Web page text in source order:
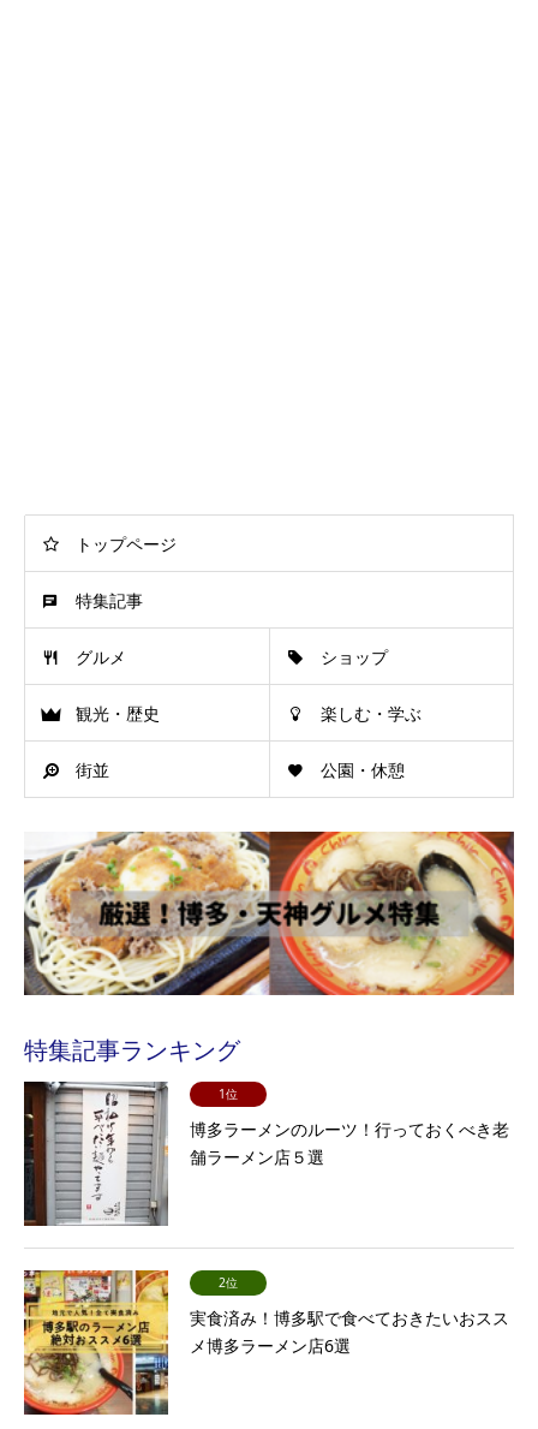
トップページ
特集記事
グルメ ショップ
観光・歴史 楽しむ・学ぶ
街並 公園・休憩
特集記事ランキング
1位
博多ラーメンのルーツ！行っておくべき老
舗ラーメン店５選
2位
実食済み！博多駅で食べておきたいおスス
メ博多ラーメン店6選